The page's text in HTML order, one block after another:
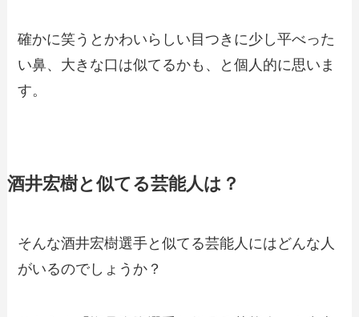
確かに笑うとかわいらしい目つきに少し平べった
い鼻、大きな口は似てるかも、と個人的に思いま
す。
酒井宏樹と似てる芸能人は？
そんな酒井宏樹選手と似てる芸能人にはどんな人
がいるのでしょうか？